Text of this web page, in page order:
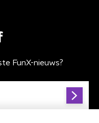
FunX-nieuws?